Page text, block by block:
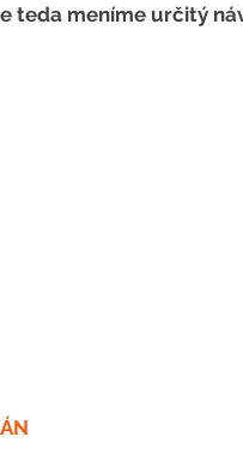
teda meníme určitý